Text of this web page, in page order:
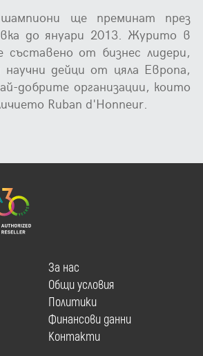
шампиони ще преминат през
до януари 2013. Журито в
съставено от бизнес лидери,
научни дейци от цяла Европа,
добрите организации, които
Ruban d'Honneur.
За нас
Общи условия
Политики
Финансови данни
Контакти